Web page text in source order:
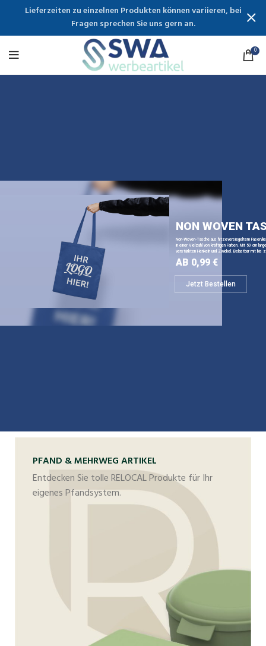
0
NON WOVEN
Non-Woven-Tasche aus hitzeversiegeltem
in einer Vielzahl von kräftigen Farben. Mit 50 cm
verstärkten Henkeln und Zwickel. Belastbar mit bis
Jetzt Bestellen
AB 0,99 €
PFAND & MEHRWEG ARTIKEL
Entdecken Sie tolle RELOCAL Produkte für Ihr
eigenes Pfandsystem.
Lieferzeiten zu einzelnen Produkten können variieren, bei
Fragen sprechen Sie uns gern an.